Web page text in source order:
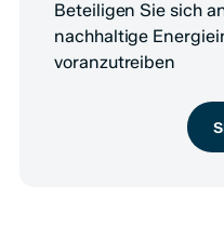
Beteiligen Sie sich
nachhaltige
voranzutreiben